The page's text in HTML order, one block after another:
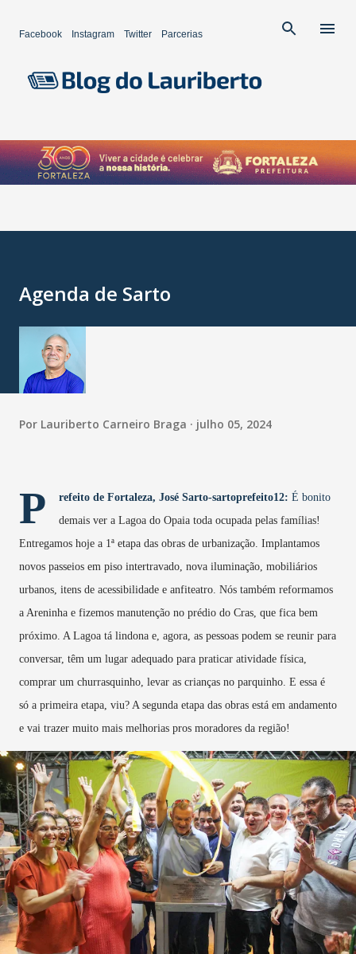
Facebook Instagram Twitter Parcerias
Agenda de Sarto
Por Lauriberto Carneiro Braga julho 05, 2024
P refeito de Fortaleza, José Sarto-sartoprefeito12: É bonito
demais ver a Lagoa do Opaia toda ocupada pelas famílias!
Entregamos hoje a 1ª etapa das obras de urbanização. Implantamos
novos passeios em piso intertravado, nova iluminação, mobiliários
urbanos, itens de acessibilidade e anfiteatro. Nós também reformamos
a Areninha e fizemos manutenção no prédio do Cras, que fica bem
próximo. A Lagoa tá lindona e, agora, as pessoas podem se reunir para
conversar, têm um lugar adequado para praticar atividade física,
comprar um churrasquinho, levar as crianças no parquinho. E essa é
só a primeira etapa, viu? A segunda etapa das obras está em andamento
e vai trazer muito mais melhorias pros moradores da região!